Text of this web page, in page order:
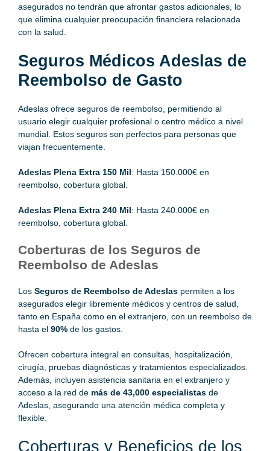
asegurados no tendrán que afrontar gastos adicionales, lo
que elimina cualquier preocupación financiera relacionada
con la salud.
Seguros Médicos Adeslas de
Reembolso de Gasto
Adeslas ofrece seguros de reembolso, permitiendo al
usuario elegir cualquier profesional o centro médico a nivel
mundial. Estos seguros son perfectos para personas que
viajan frecuentemente.
Adeslas Plena Extra 150 Mil: Hasta 150.000€ en
reembolso, cobertura global.
Adeslas Plena Extra 240 Mil: Hasta 240.000€ en
reembolso, cobertura global.
Coberturas de los Seguros de
Reembolso de Adeslas
Los Seguros de Reembolso de Adeslas permiten a los
asegurados elegir libremente médicos y centros de salud,
tanto en España como en el extranjero, con un reembolso de
hasta el 90% de los gastos.
Ofrecen cobertura integral en consultas, hospitalización,
cirugía, pruebas diagnósticas y tratamientos especializados.
Además, incluyen asistencia sanitaria en el extranjero y
acceso a la red de más de 43,000 especialistas de
Adeslas, asegurando una atención médica completa y
flexible.
Coberturas y Beneficios de los